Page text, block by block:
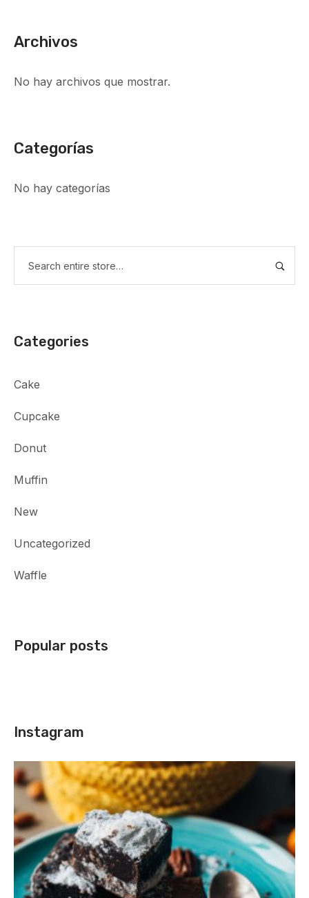
Archivos
No hay archivos que mostrar.
Categorías
No hay categorías
Categories
Cake
Cupcake
Donut
Muffin
New
Uncategorized
Waffle
Popular posts
Instagram